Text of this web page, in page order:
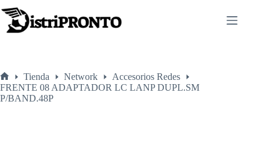
al
contenido
Inicio
Tienda Network
Accesorios Redes
FRENTE 08 ADAPTADOR LC LANP DUPL.SM
P/BAND.48P